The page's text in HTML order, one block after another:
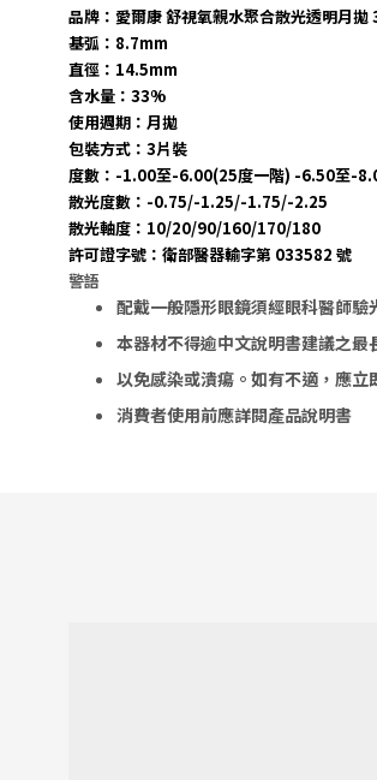
品牌：愛爾康 舒視氧親水聚合散光透明月
基弧：8.7mm
直徑：14.5mm
含水量：33%
使用週期：月拋
包裝方式：3片裝
度數：-1.00至-6.00(25度一階) -6.50至-
散光度數：-0.75/-1.25/-1.75/-2.25
散光軸度：10/20/90/160/170/180
許可證字號：衛部醫器輸字第 033582 號
警語
配戴一般隱形眼鏡須經眼科醫師
本器材不得逾中文說明書建議之
以免感染或潰瘍。 如有不適，應立
消費者使用前應詳閱產品說明書